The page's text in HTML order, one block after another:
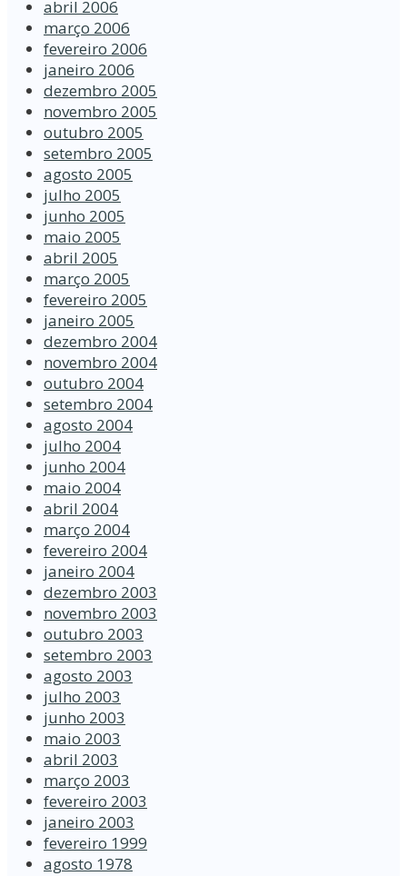
abril 2006
março 2006
fevereiro 2006
janeiro 2006
dezembro 2005
novembro 2005
outubro 2005
setembro 2005
agosto 2005
julho 2005
junho 2005
maio 2005
abril 2005
março 2005
fevereiro 2005
janeiro 2005
dezembro 2004
novembro 2004
outubro 2004
setembro 2004
agosto 2004
julho 2004
junho 2004
maio 2004
abril 2004
março 2004
fevereiro 2004
janeiro 2004
dezembro 2003
novembro 2003
outubro 2003
setembro 2003
agosto 2003
julho 2003
junho 2003
maio 2003
abril 2003
março 2003
fevereiro 2003
janeiro 2003
fevereiro 1999
agosto 1978